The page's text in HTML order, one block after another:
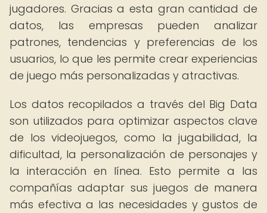
jugadores. Gracias a esta gran cantidad de
datos, las empresas pueden analizar
patrones, tendencias y preferencias de los
usuarios, lo que les permite crear experiencias
de juego más personalizadas y atractivas.
Los datos recopilados a través del Big Data
son utilizados para optimizar aspectos clave
de los videojuegos, como la jugabilidad, la
dificultad, la personalización de personajes y
la interacción en línea. Esto permite a las
compañías adaptar sus juegos de manera
más efectiva a las necesidades y gustos de